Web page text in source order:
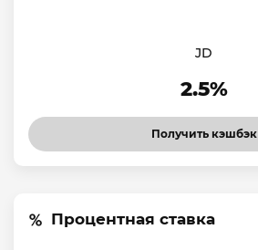
JD
2.5%
Получить кэшбэк
Процентная ставка